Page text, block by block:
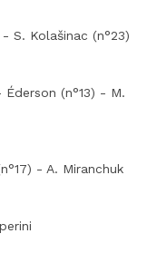
S. Kolašinac (n°23)
(n°13) - M.
- A. Miranchuk